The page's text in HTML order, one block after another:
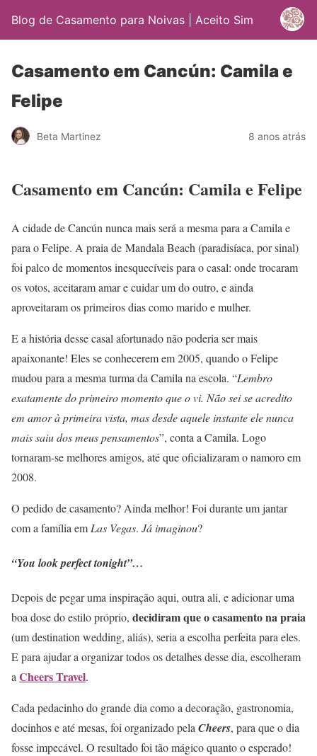
Blog de Casamento para Noivas | Aceito Sim
Casamento em Cancún: Camila e
Felipe
Beta Martinez 8 anos atrás
Casamento em Cancún: Camila e Felipe
A cidade de Cancún nunca mais será a mesma para a Camila e
para o Felipe. A praia de Mandala Beach (paradisíaca, por sinal)
foi palco de momentos inesquecíveis para o casal: onde trocaram
os votos, aceitaram amar e cuidar um do outro, e ainda
aproveitaram os primeiros dias como marido e mulher.
E a história desse casal afortunado não poderia ser mais
apaixonante! Eles se conhecerem em 2005, quando o Felipe
mudou para a mesma turma da Camila na escola. “Lembro
exatamente do primeiro momento que o vi. Não sei se acredito
em amor à primeira vista, mas desde aquele instante ele nunca
mais saiu dos meus pensamentos”, conta a Camila. Logo
tornaram-se melhores amigos, até que oficializaram o namoro em
2008.
O pedido de casamento? Ainda melhor! Foi durante um jantar
com a família em Las Vegas. Já imaginou?
“You look perfect tonight”…
Depois de pegar uma inspiração aqui, outra ali, e adicionar uma
boa dose do estilo próprio, decidiram que o casamento na praia
(um destination wedding, aliás), seria a escolha perfeita para eles.
E para ajudar a organizar todos os detalhes desse dia, escolheram
aCheers Travel.
Cada pedacinho do grande dia como a decoração, gastronomia,
docinhos e até mesas, foi organizado pelaCheers, para que o dia
fosse impecável. O resultado foi tão mágico quanto o esperado!